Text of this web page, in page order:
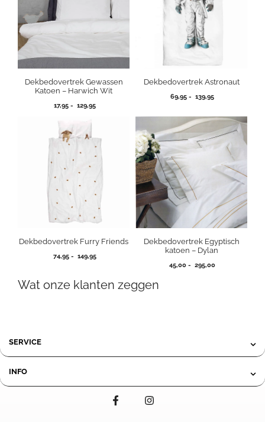
Dekbedovertrek Gewassen
Katoen – Harwich Wit
17,95 - 129,95Prijsklasse:
Dekbedovertrek Astronaut
69,95 - 139,95Prijsklasse:
tot
139,95
Dekbedovertrek Furry Friends
74,95 - 149,95Prijsklasse:
149,95
Dekbedovertrek Egyptisch
katoen – Dylan
45,00 - 295,00Prijsklasse:
Wat onze klanten zeggen
SERVICE
INFO